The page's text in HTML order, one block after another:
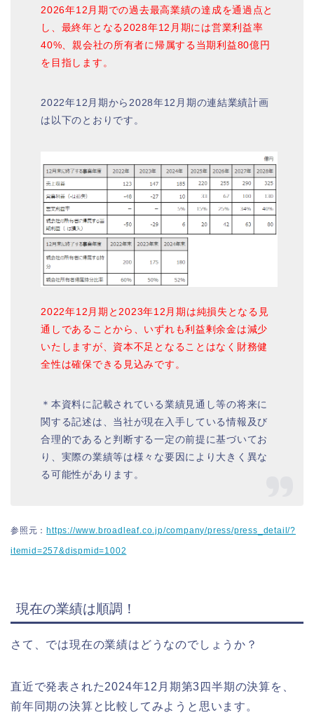
2026年12月期での過去最高業績の達成を通過点と
し、最終年となる2028年12月期には営業利益率
40%、親会社の所有者に帰属する当期利益80億円
を目指します。
2022年12月期から2028年12月期の連結業績計画
は以下のとおりです。
2022年12月期と2023年12月期は純損失となる見
通しであることから、いずれも利益剰余金は減少
いたしますが、資本不足となることはなく財務健
全性は確保できる見込みです。
＊本資料に記載されている業績見通し等の将来に
関する記述は、当社が現在入手している情報及び
合理的であると判断する一定の前提に基づいてお
り、実際の業績等は様々な要因により大きく異な
る可能性があります。
参照元： https://www.broadleaf.co.jp/company/press/press_detail/?
itemid=257&dispmid=1002
現在の業績は順調！
さて、では現在の業績はどうなのでしょうか？
直近で発表された2024年12月期第3四半期の決算を、
前年同期の決算と比較してみようと思います。